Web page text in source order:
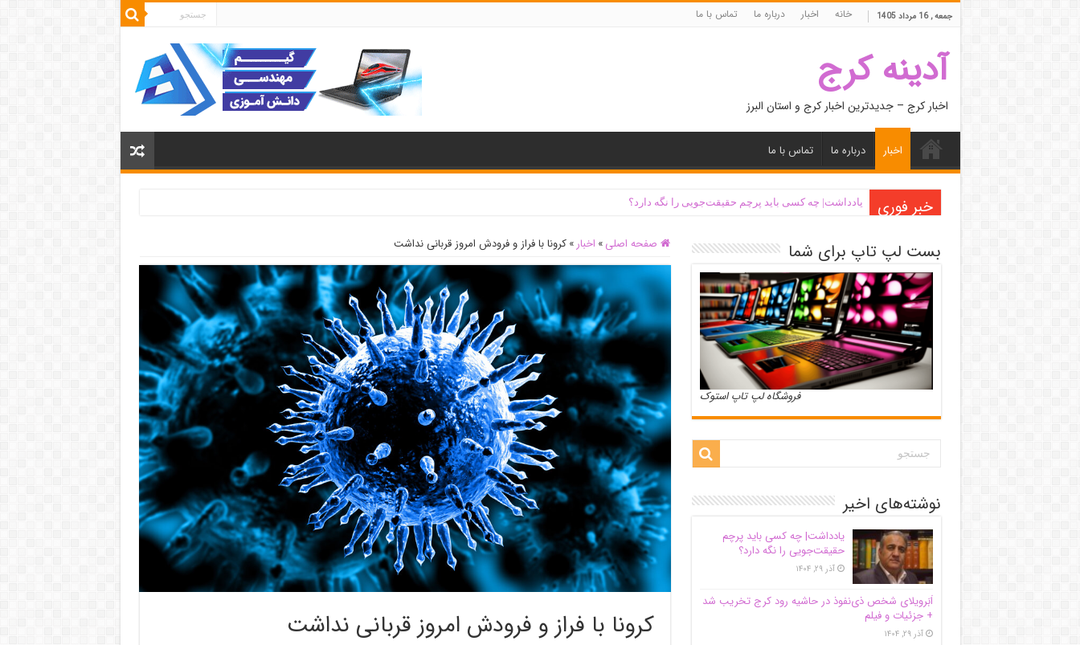
جمعه , 16 مرداد 1405 خانه اخبار درباره ما تماس با ما
آدینه کرج
اخبار کرج – جدیدترین اخبار کرج و استان البرز
اخبار درباره ما تماس با ما
خبر فوری یادداشت| ‌چه کسی باید پرچم حقیقت‌جویی را نگه دارد؟
اَبَر‌ویلای شخص ذی‌نفوذ در حاشیه‌ رود کرج تخریب شد + جزئیات و فیلم
صفحه اصلی » اخبار » کرونا با فراز و فرودش امروز قربانی نداشت
کرونا با فراز و فرودش امروز قربانی نداشت
بست لپ تاپ برای شما
فروشگاه لپ تاپ استوک
نوشته‌های اخیر
یادداشت| ‌چه کسی باید پرچم
حقیقت‌جویی را نگه دارد؟
آذر ۲۹, ۱۴۰۴
اَبَر‌ویلای شخص ذی‌نفوذ در حاشیه‌ رود کرج تخریب شد
+ جزئیات و فیلم
آذر ۲۹, ۱۴۰۴